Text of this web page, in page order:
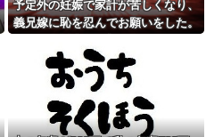
立憲民主ブレーンで人殺し発
言家の菅野完氏、メルチュ折田
社長に人殺しを連呼
防衛費、過去最大の約8兆9千
億円要求へ…予算案で膨張、迎
撃用無人機・AIなど導入！
赤信号で追突してきた加害女
性、降りてこず謝罪ポーズ
→「わざとじゃないのに保険使
予定外の妊娠で家計が苦しくなり、
義兄嫁に恥を忍んでお願いをした。